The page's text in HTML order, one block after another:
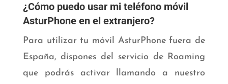
¿Cómo puedo usar mi teléfono móvil
AsturPhone en el extranjero?
Para utilizar tu móvil AsturPhone fuera de
España, dispones del servicio de Roaming
que podrás activar llamando a nuestro